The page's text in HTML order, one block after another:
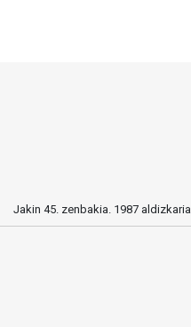
Jakin 45. zenbakia. 1987 aldizkaria